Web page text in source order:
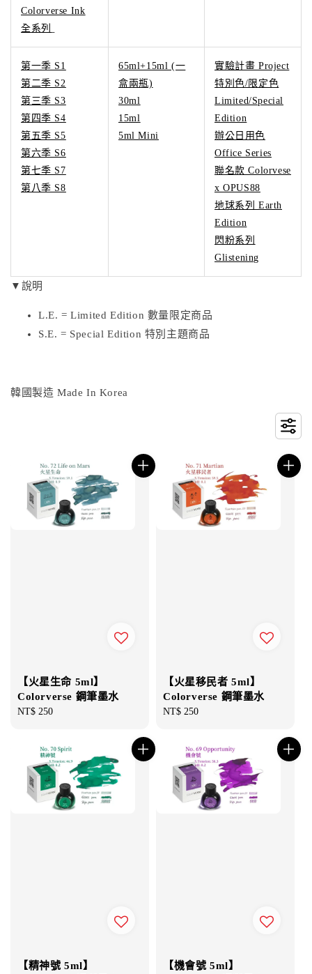
Colorverse Ink
全系列
第一季 S1
第二季 S2
第三季 S3
第四季 S4
第五季 S5
第六季 S6
第七季 S7
第八季 S8
65ml+15ml (一
盒兩瓶)
30ml
15ml
5ml Mini
實驗計畫 Project
特別色/限定色
Limited/Special
Edition
辦公日用色
Office Series
聯名款 Colorvese
x OPUS88
地球系列 Earth
Edition
閃粉系列
Glistening
L.E. = Limited Edition 數量限定商品
S.E. = Special Edition 特別主題商品
▼說明
韓國製造 Made In Korea
【火星生命 5ml】
Colorverse 鋼筆墨水
Regular
NT$ 250
【火星移民者 5ml】
Colorverse 鋼筆墨水
Regular
NT$ 250
【精神號 5ml】
【機會號 5ml】